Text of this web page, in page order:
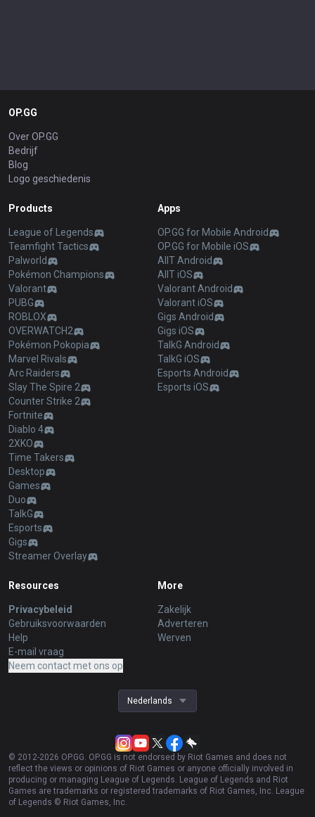
OP.GG
Over OP.GG
Bedrijf
Blog
Logo geschiedenis
Products
League of Legends
Teamfight Tactics
Palworld
Pokémon Champions
Valorant
PUBG
ROBLOX
OVERWATCH2
Pokémon Pokopia
Marvel Rivals
Arc Raiders
Slay The Spire 2
Counter Strike 2
Fortnite
Diablo 4
2XKO
Time Takers
Desktop
Games
Duo
TalkG
Esports
Gigs
Streamer Overlay
Apps
OP.GG for Mobile Android
OP.GG for Mobile iOS
AllT Android
AllT iOS
Valorant Android
Valorant iOS
Gigs Android
Gigs iOS
TalkG Android
TalkG iOS
Esports Android
Esports iOS
Resources
Privacybeleid
Gebruiksvoorwaarden
Help
E-mail vraag
Neem contact met ons op
More
Zakelijk
Adverteren
Werven
Nederlands
© 2012-2026 OP.GG. OP.GG is not endorsed by Riot Games and does not
reflect the views or opinions of Riot Games or anyone officially involved in
producing or managing League of Legends. League of Legends and Riot
Games are trademarks or registered trademarks of Riot Games, Inc. League
of Legends © Riot Games, Inc.